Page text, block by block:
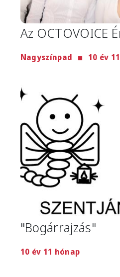
Az OCTOVOICE
Nagyszínpad 10 év
Image
"Bogárrajzás"
10 év 11 hónap